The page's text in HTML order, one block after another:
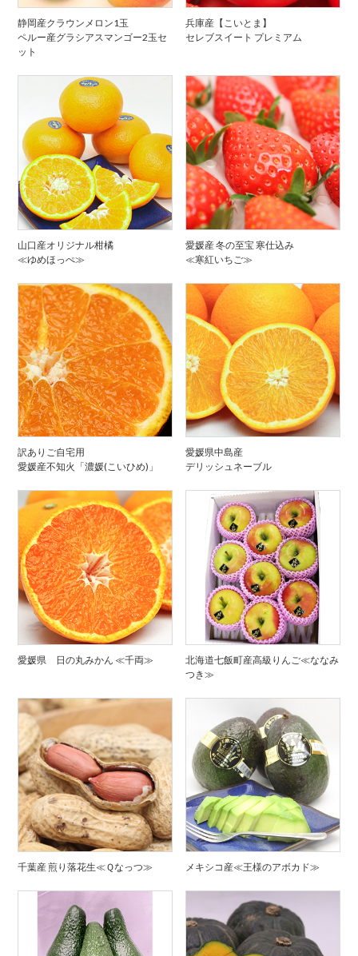
静岡産クラウンメロン1玉
ペルー産グラシアスマンゴー2玉セ
ット
兵庫産【こいとま】
セレブスイート プレミアム
山口産オリジナル柑橘
≪ゆめほっぺ≫
愛媛産 冬の至宝 寒仕込み
≪寒紅いちご≫
訳ありご自宅用
愛媛産不知火「濃媛(こいひめ)」
愛媛県中島産
デリッシュネーブル
愛媛県 日の丸みかん ≪千両≫
北海道七飯町産高級りんご≪ななみ
つき≫
千葉産 煎り落花生≪Ｑなっつ≫ メキシコ産≪王様のアボカド≫